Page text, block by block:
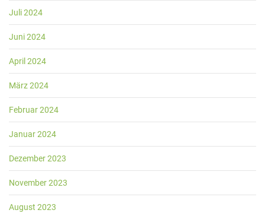
Juli 2024
Juni 2024
April 2024
März 2024
Februar 2024
Januar 2024
Dezember 2023
November 2023
August 2023